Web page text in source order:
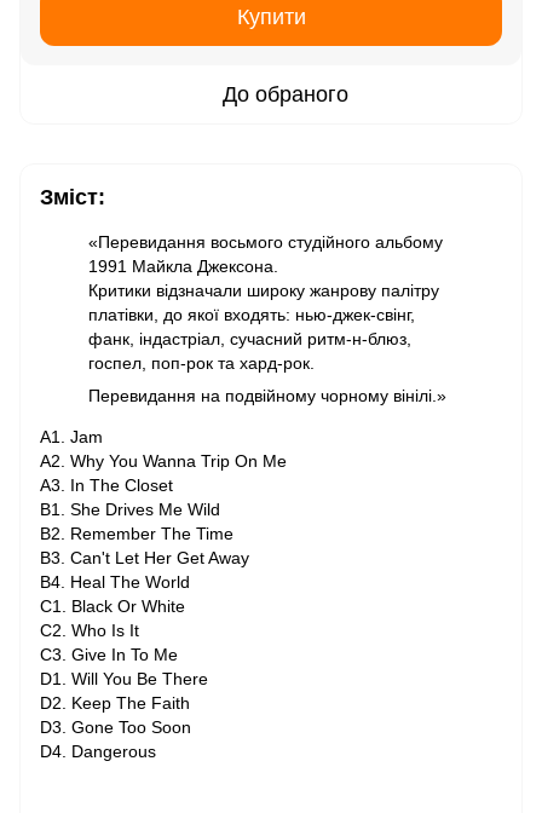
Купити
До обраного
Зміст:
«Перевидання восьмого студійного альбому
1991 Майкла Джексона.
Критики відзначали широку жанрову палітру
платівки, до якої входять: нью-джек-свінг,
фанк, індастріал, сучасний ритм-н-блюз,
госпел, поп-рок та хард-рок.
Перевидання на подвійному чорному вінілі.»
A1. Jam
A2. Why You Wanna Trip On Me
A3. In The Closet
B1. She Drives Me Wild
B2. Remember The Time
B3. Can't Let Her Get Away
B4. Heal The World
C1. Black Or White
C2. Who Is It
C3. Give In To Me
D1. Will You Be There
D2. Keep The Faith
D3. Gone Too Soon
D4. Dangerous